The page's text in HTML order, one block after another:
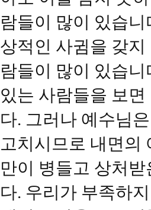
람들이 많이 있습
상적인 사귐을 갖
람들이 많이 있습
있는 사람들을 보
다. 그러나 예수님
고치시므로 내면의
만이 병들고 상처
다. 우리가 부족하